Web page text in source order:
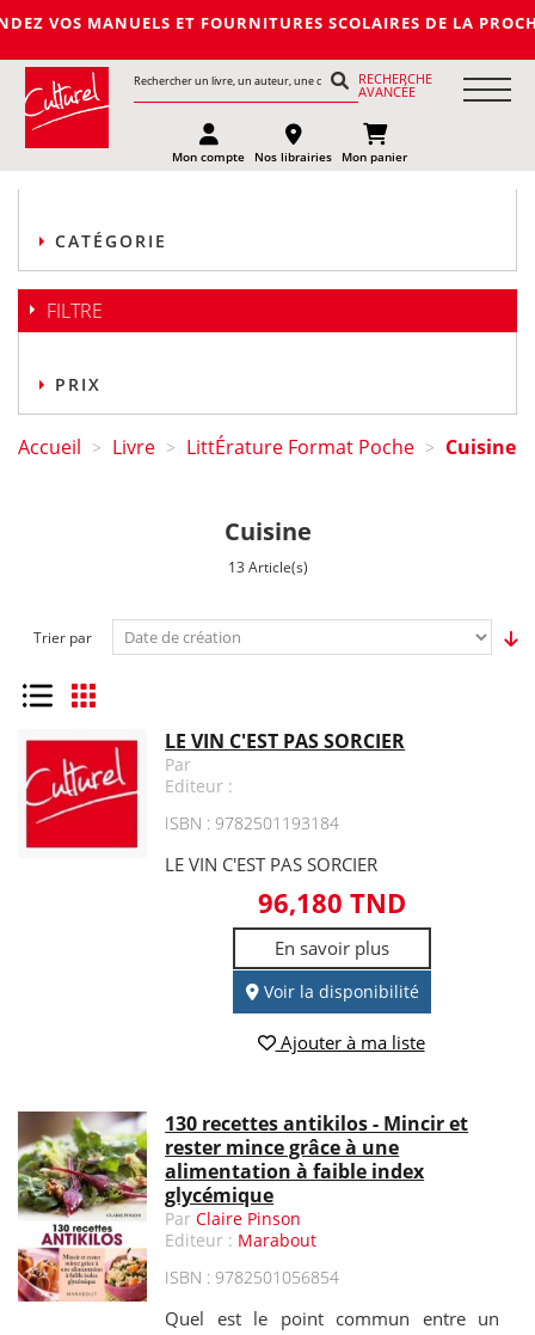
VOS MANUELS ET FOURNITURES SCOLAIRES DE LA
RECHERCHE
AVANCÉE
Mon compte Nos librairies Mon panier
CATÉGORIE
FILTRE
PRIX
Accueil > Livre > LittÉrature Format Poche > Cuisine
Cuisine
13 Article(s)
Trier par
Liste Grille
LE VIN C'EST PAS SORCIER
Par
Editeur :
ISBN : 9782501193184
LE VIN C'EST PAS SORCIER
96,180 TND
En savoir plus
Voir la disponibilité
Ajouter à ma liste
130 recettes antikilos - Mincir et
rester mince grâce à une
alimentation à faible index
glycémique
ParClaire Pinson
Editeur : Marabout
ISBN : 9782501056854
Quel est le point commun entre un